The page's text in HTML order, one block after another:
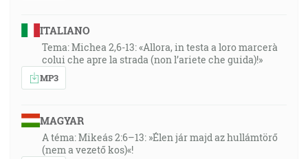
ITALIANO
Tema: Michea 2,6-13: «Allora, in testa a loro marcerà
colui che apre la strada (non l’ariete che guida)!»
MP3
MAGYAR
A téma: Mikeás 2:6–13: »Élen jár majd az hullámtörő
(nem a vezető kos)«!